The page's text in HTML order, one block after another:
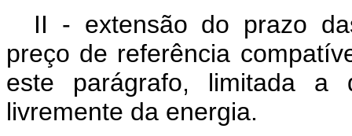
II - extensão do prazo
preço de referência
este parágrafo, limitada a
livremente da energia.